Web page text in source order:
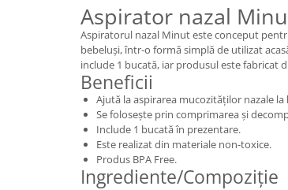
Aspirator nazal
Aspiratorul nazal Minut este conceput
bebeluși, într-o formă simplă de utilizat
include 1 bucată, iar produsul este fabricat
Beneficii
Ajută la aspirarea mucozităților nazale la
Se folosește prin comprimarea și
Include 1 bucată în prezentare.
Este realizat din materiale non-toxice.
Produs BPA Free.
Ingrediente/Compoziție